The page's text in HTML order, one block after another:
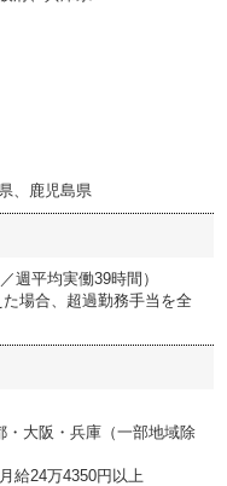
、鹿児島県
週平均実働39時間）
場合、超過勤務手当を全
大阪・兵庫（一部地域除
給24万4350円以上